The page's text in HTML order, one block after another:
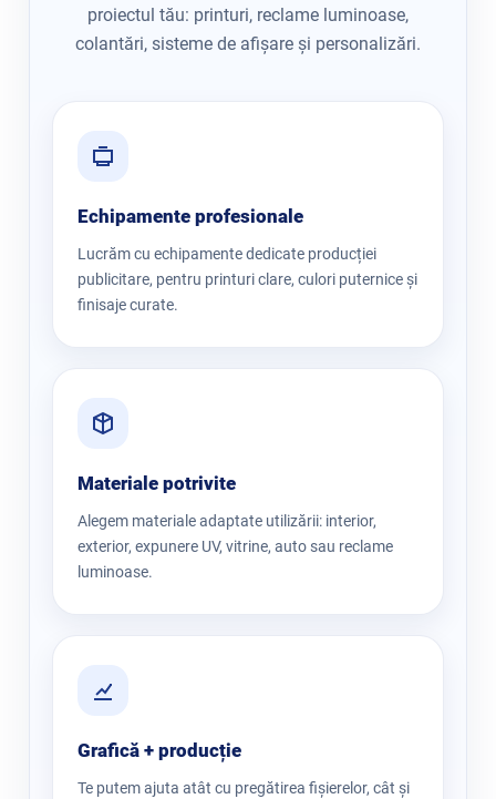
proiectul tău: printuri, reclame luminoase,
colantări, sisteme de afișare și personalizări.
Echipamente profesionale
Lucrăm cu echipamente dedicate producției
publicitare, pentru printuri clare, culori puternice și
finisaje curate.
Materiale potrivite
Alegem materiale adaptate utilizării: interior,
exterior, expunere UV, vitrine, auto sau reclame
luminoase.
Grafică + producție
Te putem ajuta atât cu pregătirea fișierelor, cât și